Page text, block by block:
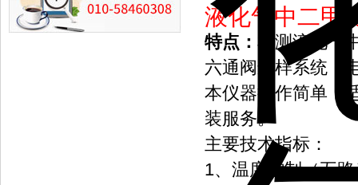
液化气中二甲
特点： 检测液化气
六通阀进样系统，
本仪器操作简单，
装服务。
主要技术指标：
1、温度控制（五